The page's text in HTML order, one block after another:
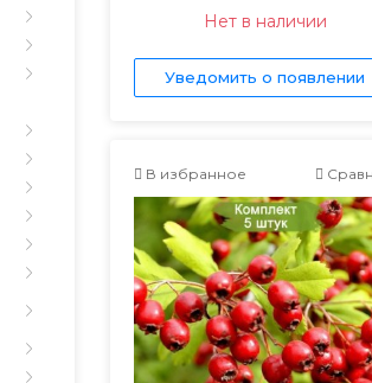
Нет в наличии
Уведомить о появлении
В избранное